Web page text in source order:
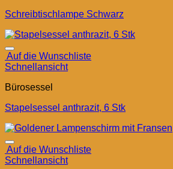
Schreibtischlampe Schwarz
Auf die Wunschliste
Schnellansicht
Bürosessel
Stapelsessel anthrazit, 6 Stk
Auf die Wunschliste
Schnellansicht